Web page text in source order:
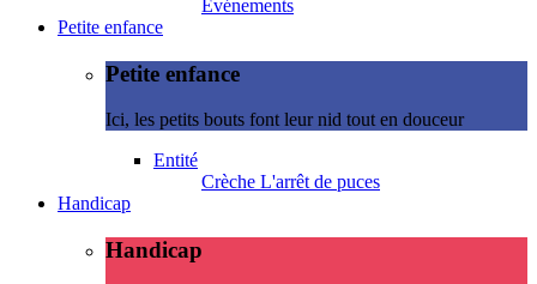
Evénements
Petite enfance
Petite enfance
Ici, les petits bouts font leur nid tout en douceur
Entité
Crèche L'arrêt de puces
Handicap
Handicap